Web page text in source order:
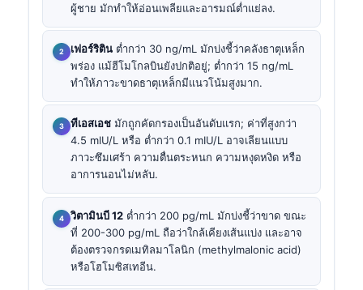
ผู้ชาย มักทำให้อ่อนเพลียและอารมณ์ต่ำแย่ลง.
เฟอร์ริติน ต่ำกว่า 30 ng/mL มักบ่งชี้ว่าคลังธาตุเหล็ก
พร่อง แม้ฮีโมโกลบินยังปกติอยู่; ต่ำกว่า 15 ng/mL
ทำให้ภาวะขาดธาตุเหล็กมีแนวโน้มสูงมาก.
ทีเอสเอช มักถูกคัดกรองเป็นอันดับแรก; ค่าที่สูงกว่า
4.5 mIU/L หรือ ต่ำกว่า 0.1 mIU/L อาจเลียนแบบ
ภาวะซึมเศร้า ความตื่นตระหนก ความหงุดหงิด หรือ
อาการนอนไม่หลับ.
วิตามินบี 12 ต่ำกว่า 200 pg/mL มักบ่งชี้ว่าขาด ขณะ
ที่ 200-300 pg/mL ถือว่าใกล้เคียงเส้นแบ่ง และอาจ
ต้องตรวจกรดเมทิลมาโลนิก (methylmalonic acid)
หรือโฮโมซิสเทอีน.